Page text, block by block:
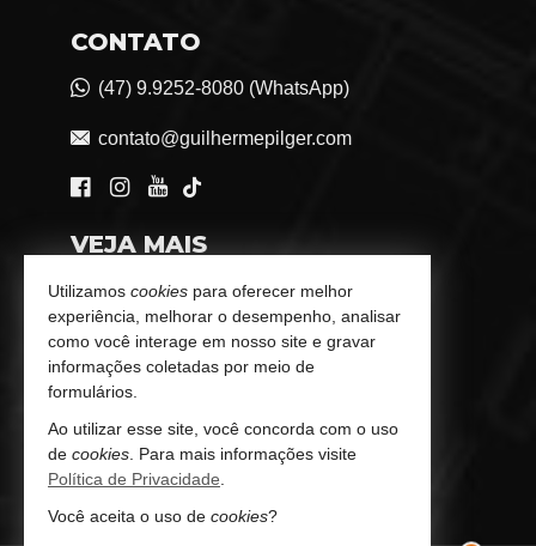
CONTATO
(47) 9.9252-8080 (WhatsApp)
contato@guilhermepilger.com
VEJA MAIS
Consultoria Imobiliária Personalizada
trabalhe conosco
Indicadores Financeiros
Imóveis Favoritos
Mapa de Imóveis
Utilizamos cookies para oferecer melhor
experiência, melhorar o desempenho, analisar
como você interage em nosso site e gravar
informações coletadas por meio de
formulários.
Ao utilizar esse site, você concorda com o uso
de cookies . Para mais informações visite
Política de Privacidade
Você aceita o uso de cookies?